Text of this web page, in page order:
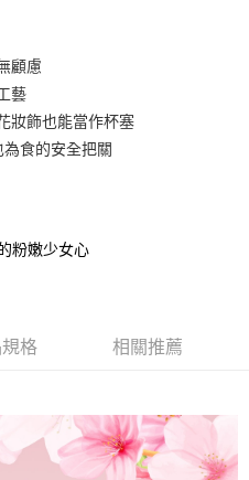
依後續交易確認頁面所載為準。
或遇審核未通過，訂單將自動取
未達大哥付你分期系統評分，恕無
分期」於每月結算日後寄送繳費提
商條碼／台灣大直營門市／銀行轉
繳費。
服務，並由商店將買賣／分期付款
料之確認、核對及更正。
：https://oppay.tw/userRule
)免運費
運費
顧慮
藝
妝飾也能當作杯塞
食的安全把關
粉嫩少女心
格 相關推薦